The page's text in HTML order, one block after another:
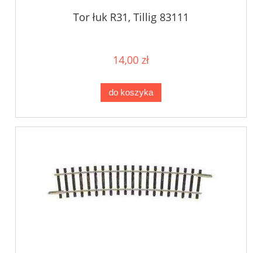
Tor łuk R31, Tillig 83111
14,00 zł
do koszyka